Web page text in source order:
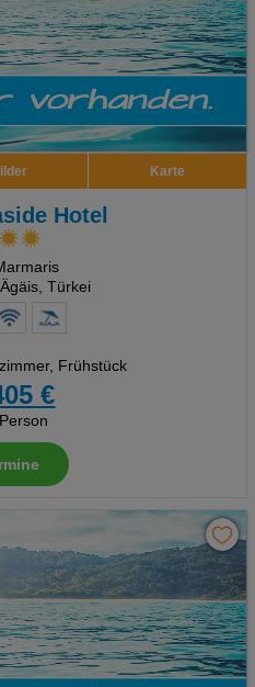
Karte
Hotel
Türkei
Frühstück
€